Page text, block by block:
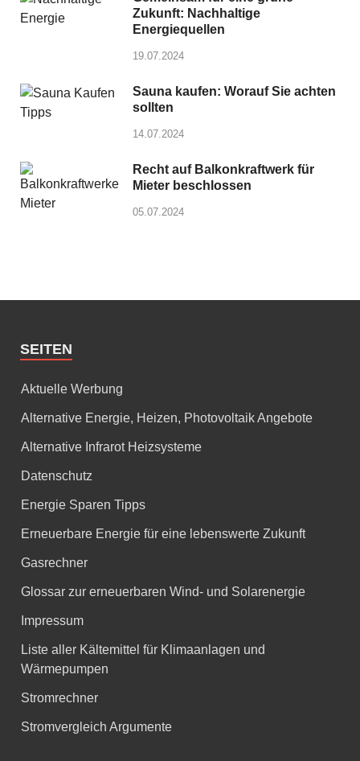
Zukunft: Nachhaltige
Energiequellen
19.07.2024
Sauna kaufen: Worauf Sie achten
sollten
14.07.2024
Recht auf Balkonkraftwerk für
Mieter beschlossen
05.07.2024
SEITEN
Aktuelle Werbung
Alternative Energie, Heizen, Photovoltaik Angebote
Alternative Infrarot Heizsysteme
Datenschutz
Energie Sparen Tipps
Erneuerbare Energie für eine lebenswerte Zukunft
Gasrechner
Glossar zur erneuerbaren Wind- und Solarenergie
Impressum
Liste aller Kältemittel für Klimaanlagen und
Wärmepumpen
Stromrechner
Stromvergleich Argumente